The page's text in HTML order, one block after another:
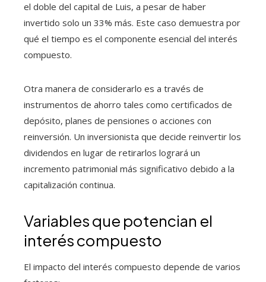
el doble del capital de Luis, a pesar de haber
invertido solo un 33% más. Este caso demuestra por
qué el tiempo es el componente esencial del interés
compuesto.
Otra manera de considerarlo es a través de
instrumentos de ahorro tales como certificados de
depósito, planes de pensiones o acciones con
reinversión. Un inversionista que decide reinvertir los
dividendos en lugar de retirarlos logrará un
incremento patrimonial más significativo debido a la
capitalización continua.
Variables que potencian el
interés compuesto
El impacto del interés compuesto depende de varios